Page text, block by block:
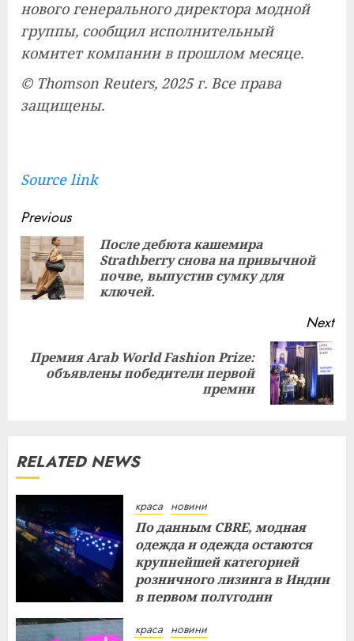
нового генерального директора модной
группы, сообщил исполнительный
комитет компании в прошлом месяце.
© Thomson Reuters, 2025 г. Все права
защищены.
Source link
Continue
Reading
Previous
После дебюта кашемира
Strathberry снова на привычной
почве, выпустив сумку для
ключей.
Next
Next
Премия Arab World Fashion Prize:
объявлены победители первой
премии
RELATED NEWS
краса новини
По данным CBRE, модная
одежда и одежда остаются
крупнейшей категорией
розничного лизинга в Индии
в первом полугодии
краса новини